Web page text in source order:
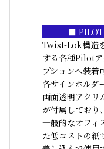
■ PILOT
Twist-Lok構造
する各種Pilot
プションへ装着
各サインホルダ
両面透明アクリ
が付属しており、
一般的なオフィ
た低コストの紙